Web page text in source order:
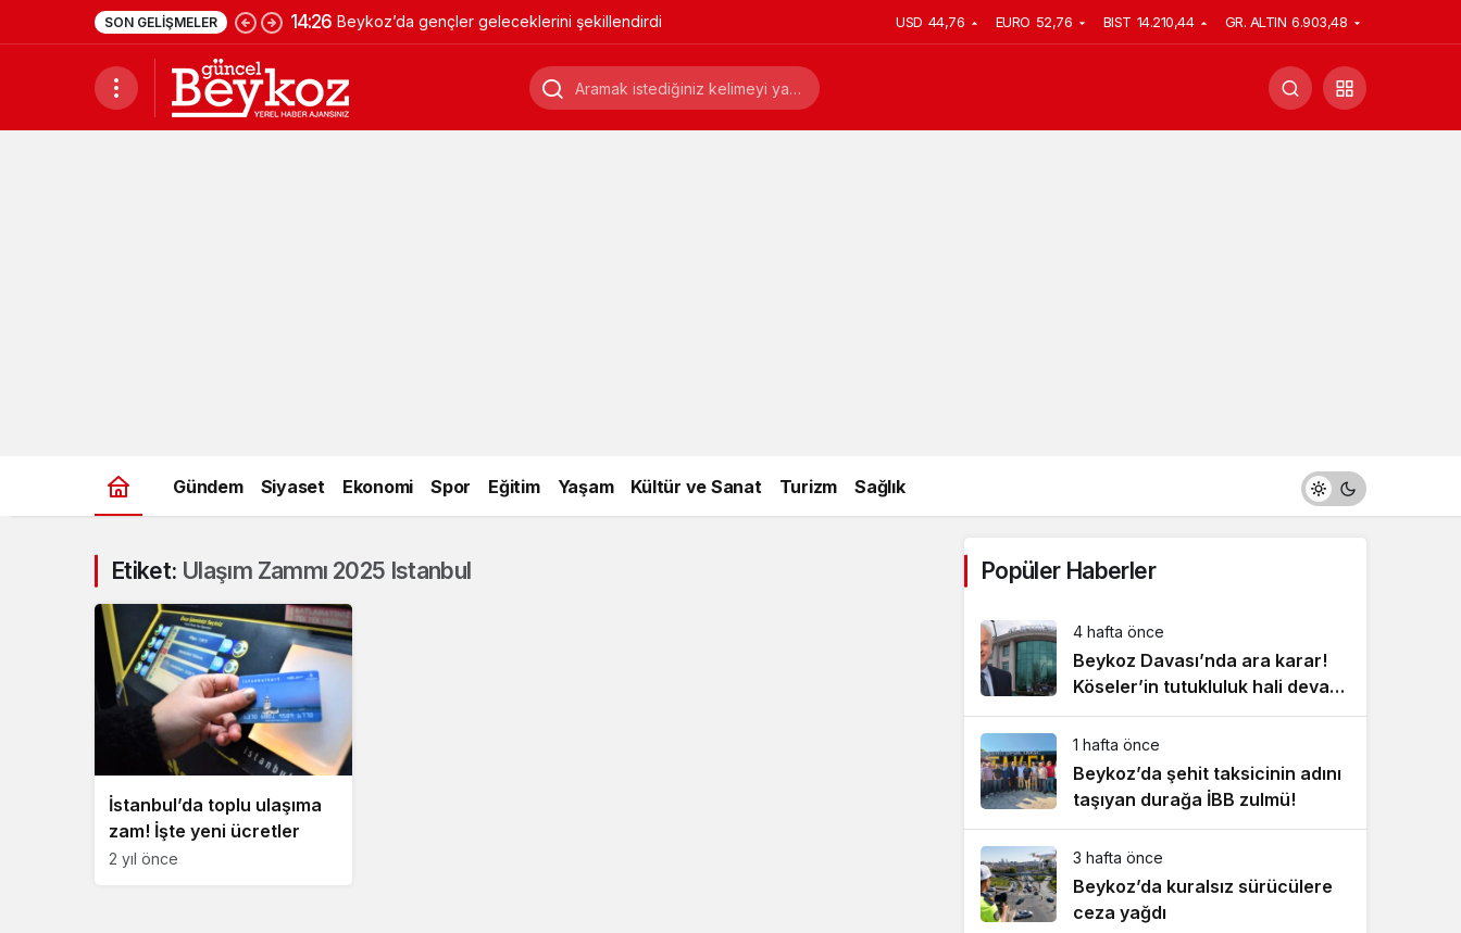
SON GELIŞMELER 14:26 Beykoz’da gençler geleceklerini şekillendirdi USD 44,76 EURO 52,76 BIST 14.210,44 GR. ALTIN 6.903,48
Gündem Siyaset Ekonomi Spor Eğitim Yaşam Kültür ve Sanat Turizm Sağlık
Etiket: Ulaşım Zammı 2025 Istanbul
İstanbul’da toplu ulaşıma
zam! İşte yeni ücretler
2 yıl önce
Popüler Haberler
4 hafta önce
Beykoz Davası’nda ara karar!
Köseler’in tutukluluk hali devam
ediyor!
1 hafta önce
Beykoz’da şehit taksicinin adını
taşıyan durağa İBB zulmü!
3 hafta önce
Beykoz’da kuralsız sürücülere
ceza yağdı